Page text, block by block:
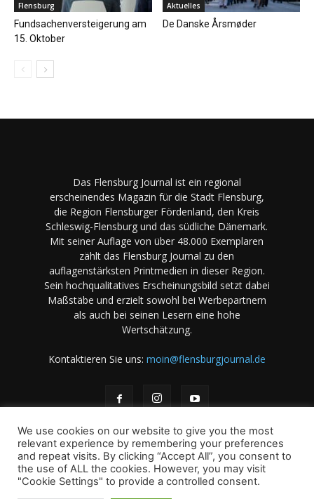
Flensburg
Fundsachenversteigerung am
15. Oktober
Aktuelles
De Danske Årsmøder
Das Flensburg Journal ist ein regional
erscheinendes Magazin für die Stadt Flensburg,
die Region Flensburger Fördenland, den Kreis
Schleswig-Flensburg und das südliche Dänemark.
Mit seiner Auflage von über 48.000 Exemplaren
zählt das Flensburg Journal zu den
auflagenstärksten Printmedien in dieser Region.
Sein hochqualitatives Erscheinungsbild setzt dabei
Maßstäbe und erzielt sowohl bei Werbepartnern
als auch bei seinen Lesern eine hohe
Wertschätzung.
Kontaktieren Sie uns: moin@flensburgjournal.de
Über uns Stellenangebote Impressum
Datenschutz
Magazin-Archiv
Das Magazin Mediadaten
We use cookies on our website to give you the most
relevant experience by remembering your preferences
and repeat visits. By clicking “Accept All”, you consent to
the use of ALL the cookies. However, you may visit
"Cookie Settings" to provide a controlled consent.